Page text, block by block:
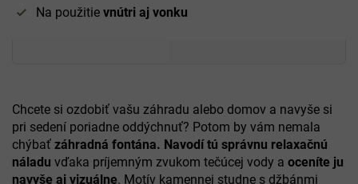
Na použitie vnútri aj vonku
Chcete si ozdobiť vašu záhradu alebo domov a navyše si
pri sedení poriadne oddýchnuť? Potom by vám nemala
chýbať záhradná fontána. Navodí tú správnu relaxačnú
náladu vďaka príjemným zvukom tečúcej vody a oceníte ju
navyše aj vizuálne. Motív kamennej studne s džbánmi